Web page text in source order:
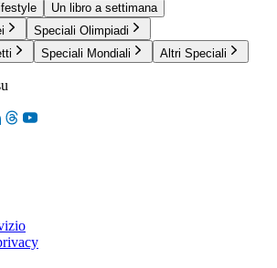
Un libro a settimana
Speciali Olimpiadi
Speciali Mondiali Altri Speciali